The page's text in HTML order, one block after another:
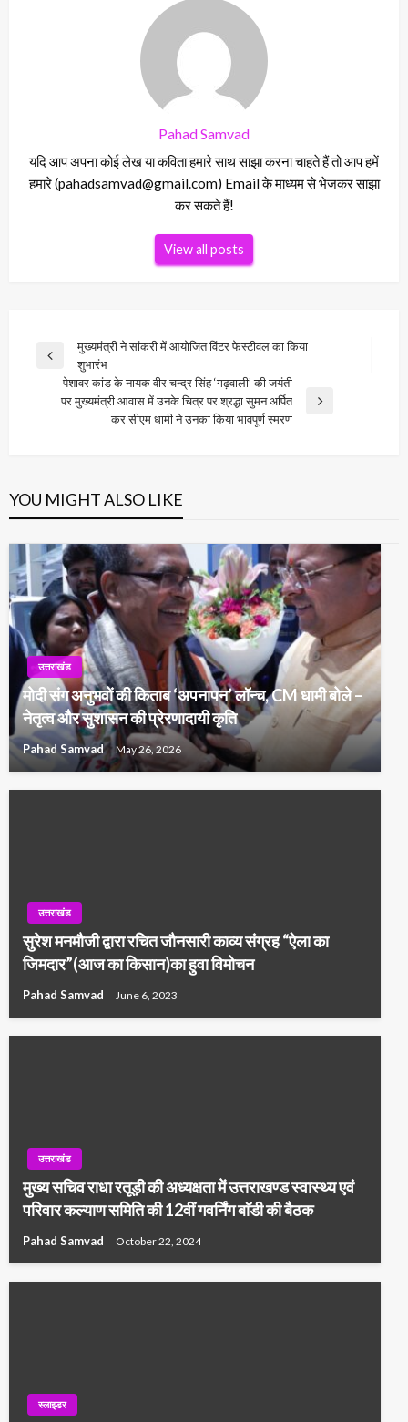
Pahad Samvad
यदि आप अपना कोई लेख या कविता हमारे साथ साझा करना चाहते हैं तो आप हमें
हमारे (pahadsamvad@gmail.com) Email के माध्यम से भेजकर साझा
कर सकते हैं!
View all posts
Post
navigation
Previous
मुख्यमंत्री ने सांकरी में आयोजित विंटर फेस्टीवल का किया
शुभारंभ
Next
पेशावर कांड के नायक वीर चन्द्र सिंह ‘गढ़वाली’ की जयंती
पर मुख्यमंत्री आवास में उनके चित्र पर श्रद्धा सुमन अर्पित
कर सीएम धामी ने उनका किया भावपूर्ण स्मरण
YOU MIGHT ALSO LIKE
उत्तराखंड
मोदी संग अनुभवों की किताब ‘अपनापन’ लॉन्च, CM धामी बोले –
नेतृत्व और सुशासन की प्रेरणादायी कृति
Pahad Samvad May 26, 2026
उत्तराखंड
सुरेश मनमौजी द्वारा रचित जौनसारी काव्य संग्रह “ऐला का
जिमदार”(आज का किसान)का हुवा विमोचन
Pahad Samvad June 6, 2023
उत्तराखंड
मुख्य सचिव राधा रतूड़ी की अध्यक्षता में उत्तराखण्ड स्वास्थ्य एवं
परिवार कल्याण समिति की 12वीं गवर्निंग बाॅडी की बैठक
Pahad Samvad October 22, 2024
स्लाइडर